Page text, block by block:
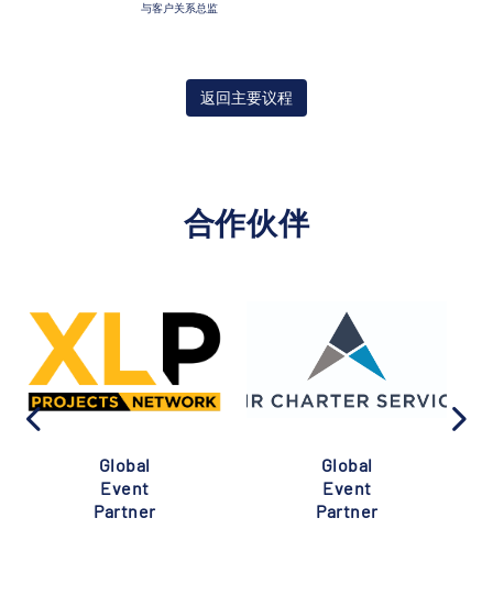
与客户关系总监
返回主要议程
合作伙伴
Global
Event
Partner
Global
Event
Partner